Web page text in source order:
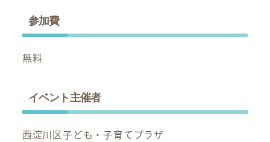
参加費
無料
イベント主催者
西淀川区子ども・子育てプラザ